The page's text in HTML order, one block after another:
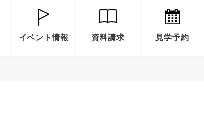
イベント情報 資料請求 見学予約